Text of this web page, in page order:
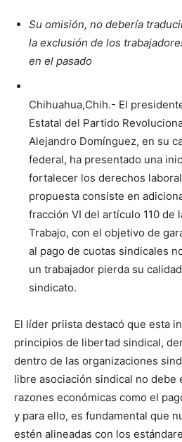
Su omisión, no debería
la exclusión de los
en el pasado
Chihuahua,Chih.- El
Estatal del Partido
Alejandro Domínguez, en su
federal, ha presentado una
fortalecer los derechos
propuesta consiste en
fracción VI del artículo 110 de
Trabajo, con el objetivo de
al pago de cuotas sindicales
un trabajador pierda su
sindicato.
El líder priista destacó que esta
principios de libertad sindical,
dentro de las organizaciones
libre asociación sindical no debe
razones económicas como el
y para ello, es fundamental que
estén alineadas con los